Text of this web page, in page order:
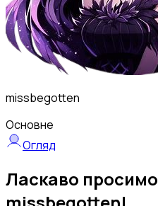
missbegotten
Основне
Огляд
Ласкаво